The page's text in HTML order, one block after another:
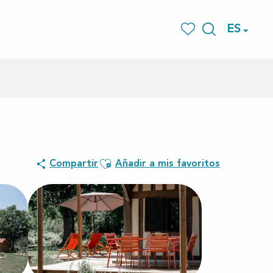
ES
Compartir Ajouter aux favoris
Añadir a mis favoritos